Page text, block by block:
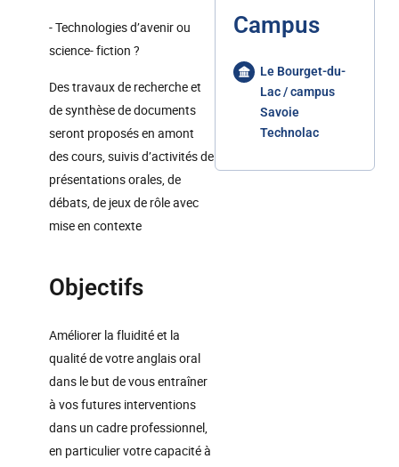
- Technologies d’avenir ou
science- fiction ?
Des travaux de recherche et
de synthèse de documents
seront proposés en amont
des cours, suivis d’activités de
présentations orales, de
débats, de jeux de rôle avec
mise en contexte
Objectifs
Améliorer la fluidité et la
qualité de votre anglais oral
dans le but de vous entraîner
à vos futures interventions
dans un cadre professionnel,
en particulier votre capacité à
Campus
Le Bourget-du-
Lac / campus
Savoie
Technolac